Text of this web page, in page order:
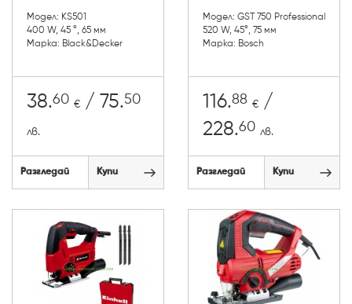
Модел: KS501
400 W, 45 °, 65 мм
Марка: Black&Decker
38.60 € / 75.50
лв.
Разгледай Купи
Модел: GST 750 Professional
520 W, 45°, 75 мм
Марка: Bosch
116.88 € /
228.60 лв.
Разгледай Купи